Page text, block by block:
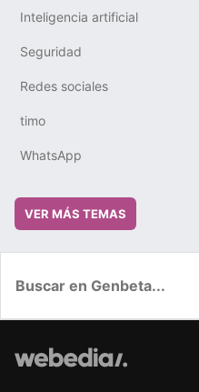
Inteligencia artificial
Seguridad
Redes sociales
timo
WhatsApp
VER MÁS TEMAS